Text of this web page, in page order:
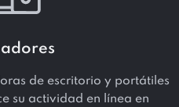
de escritorio y portátiles
su actividad en línea en